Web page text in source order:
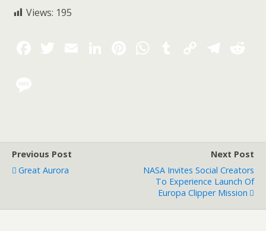
Views: 195
Previous Post
Great Aurora
Next Post
NASA Invites Social Creators
To Experience Launch Of
Europa Clipper Mission